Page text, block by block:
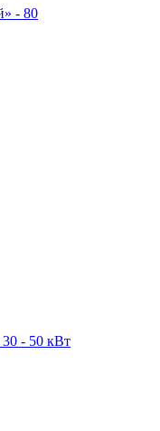
- 80
- 50 кВт